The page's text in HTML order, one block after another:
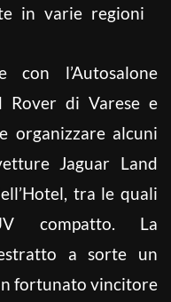
in varie regioni
con l’Autosalone
Rover di Varese e
organizzare alcuni
Jaguar Land
tra le quali
compatto. La
a sorte un
fortunato vincitore